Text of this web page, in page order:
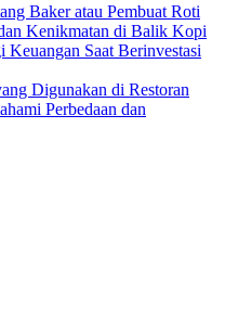
Baker atau Pembuat Roti
Kenikmatan di Balik Kopi
Saat Berinvestasi
Digunakan di Restoran
Perbedaan dan